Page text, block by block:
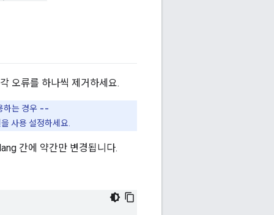
오류를 하나씩 제거하세요.
하는 경우 --
사용 설정하세요.
간에 약간만 변경됩니다.